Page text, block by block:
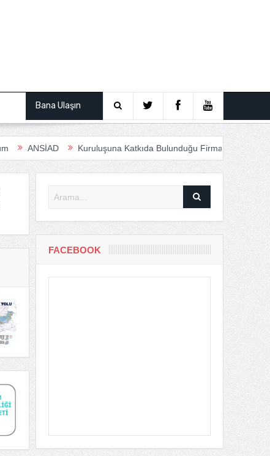
Bana Ulaşın
Kuruluşuna Katkıda Bulunduğu Firmalar Anfas Roadshow
FACEBOOK